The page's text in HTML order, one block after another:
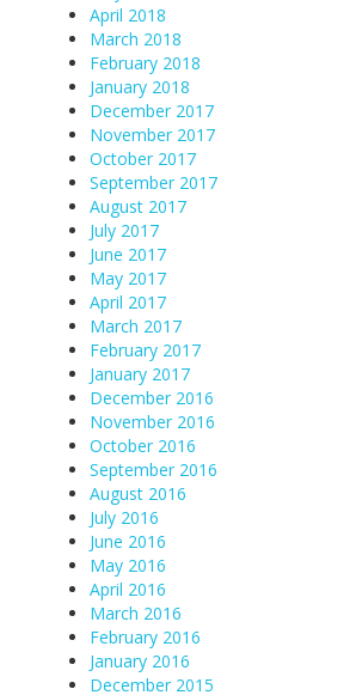
April 2018
March 2018
February 2018
January 2018
December 2017
November 2017
October 2017
September 2017
August 2017
July 2017
June 2017
May 2017
April 2017
March 2017
February 2017
January 2017
December 2016
November 2016
October 2016
September 2016
August 2016
July 2016
June 2016
May 2016
April 2016
March 2016
February 2016
January 2016
December 2015